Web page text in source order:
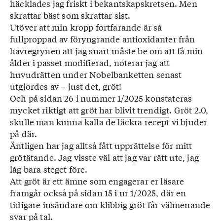
häcklades jag friskt i bekantskapskretsen. Men
skrattar bäst som skrattar sist.
Utöver att min kropp fortfarande är så
fullproppad av föryngrande antioxidanter från
havregrynen att jag snart måste be om att få min
ålder i passet modifierad, noterar jag att
huvudrätten under Nobelbanketten senast
utgjordes av – just det, gröt!
Och på sidan 26 i nummer 1/2025 konstateras
mycket riktigt att gröt har blivit trendigt. Gröt 2.0,
skulle man kunna kalla de läckra recept vi bjuder
på där.
Äntligen har jag alltså fått upprättelse för mitt
grötätande. Jag visste väl att jag var rätt ute, jag
låg bara steget före.
Att gröt är ett ämne som engagerar er läsare
framgår också på sidan 15 i nr 1/2025, där en
tidigare insändare om klibbig gröt får välmenande
svar på tal.